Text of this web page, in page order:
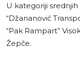
U kategoriji
“Džananović
“Pak Rampart”
Žepče.